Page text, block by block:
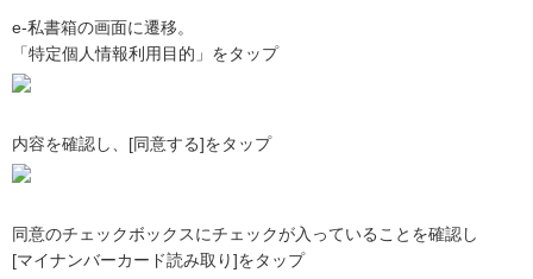
e-私書箱の画面に遷移。
「特定個人情報利用目的」をタップ
内容を確認し、[同意する]をタップ
同意のチェックボックスにチェックが入っていることを確認し
[マイナンバーカード読み取り]をタップ